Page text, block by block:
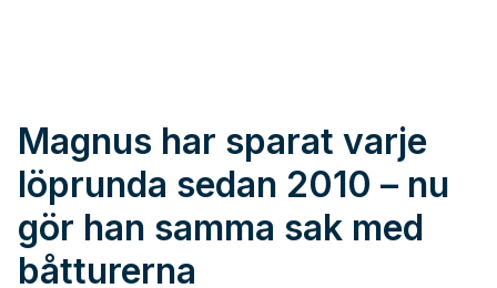
Magnus har sparat varje
löprunda sedan 2010 – nu
gör han samma sak med
båtturerna